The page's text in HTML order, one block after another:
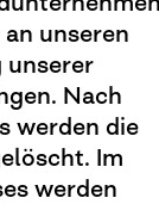
unseren
unserer
Nach
werden die
Im
werden